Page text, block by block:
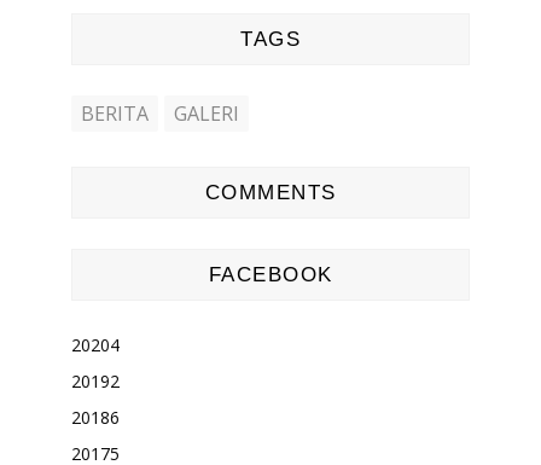
TAGS
BERITA GALERI
COMMENTS
FACEBOOK
20204
20192
20186
20175